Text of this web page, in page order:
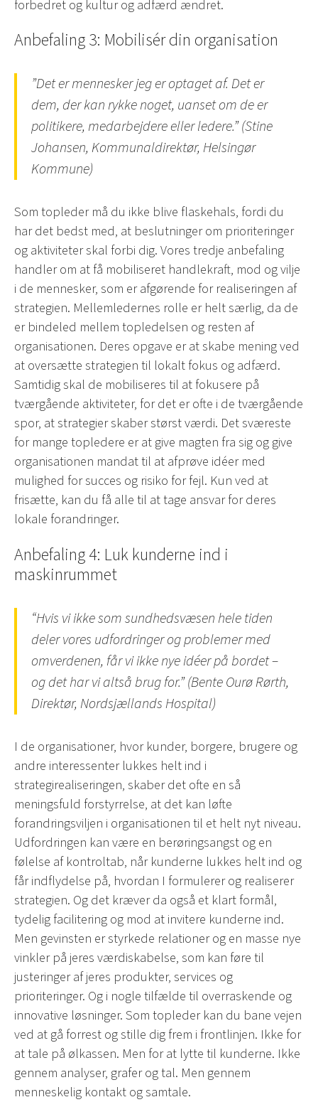
forbedret og kultur og adfærd ændret.
Anbefaling 3: Mobilisér din organisation
”Det er mennesker jeg er optaget af. Det er
dem, der kan rykke noget, uanset om de er
politikere, medarbejdere eller ledere.” (Stine
Johansen, Kommunaldirektør, Helsingør
Kommune)
Som topleder må du ikke blive flaskehals, fordi du
har det bedst med, at beslutninger om prioriteringer
og aktiviteter skal forbi dig. Vores tredje anbefaling
handler om at få mobiliseret handlekraft, mod og vilje
i de mennesker, som er afgørende for realiseringen af
strategien. Mellemledernes rolle er helt særlig, da de
er bindeled mellem topledelsen og resten af
organisationen. Deres opgave er at skabe mening ved
at oversætte strategien til lokalt fokus og adfærd.
Samtidig skal de mobiliseres til at fokusere på
tværgående aktiviteter, for det er ofte i de tværgående
spor, at strategier skaber størst værdi. Det sværeste
for mange topledere er at give magten fra sig og give
organisationen mandat til at afprøve idéer med
mulighed for succes og risiko for fejl. Kun ved at
frisætte, kan du få alle til at tage ansvar for deres
lokale forandringer.
Anbefaling 4: Luk kunderne ind i
maskinrummet
“Hvis vi ikke som sundhedsvæsen hele tiden
deler vores udfordringer og problemer med
omverdenen, får vi ikke nye idéer på bordet –
og det har vi altså brug for.” (Bente Ourø Rørth,
Direktør, Nordsjællands Hospital)
I de organisationer, hvor kunder, borgere, brugere og
andre interessenter lukkes helt ind i
strategirealiseringen, skaber det ofte en så
meningsfuld forstyrrelse, at det kan løfte
forandringsviljen i organisationen til et helt nyt niveau.
Udfordringen kan være en berøringsangst og en
følelse af kontroltab, når kunderne lukkes helt ind og
får indflydelse på, hvordan I formulerer og realiserer
strategien. Og det kræver da også et klart formål,
tydelig facilitering og mod at invitere kunderne ind.
Men gevinsten er styrkede relationer og en masse nye
vinkler på jeres værdiskabelse, som kan føre til
justeringer af jeres produkter, services og
prioriteringer. Og i nogle tilfælde til overraskende og
innovative løsninger. Som topleder kan du bane vejen
ved at gå forrest og stille dig frem i frontlinjen. Ikke for
at tale på ølkassen. Men for at lytte til kunderne. Ikke
gennem analyser, grafer og tal. Men gennem
menneskelig kontakt og samtale.